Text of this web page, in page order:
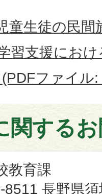
童生徒の民
習支援にお
ファイル
関する
教育課
8511 長野県